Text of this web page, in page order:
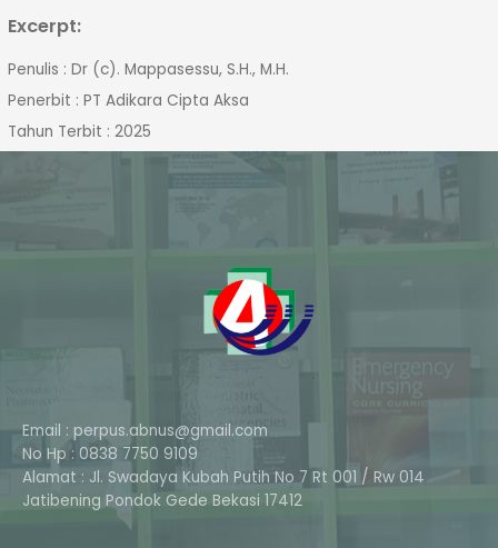
Excerpt:
Penulis : Dr (c). Mappasessu, S.H., M.H.
Penerbit : PT Adikara Cipta Aksa
Tahun Terbit : 2025
Email : perpus.abnus@gmail.com
No Hp : 0838 7750 9109
Alamat : Jl. Swadaya Kubah Putih No 7 Rt 001 / Rw 014
Jatibening Pondok Gede Bekasi 17412